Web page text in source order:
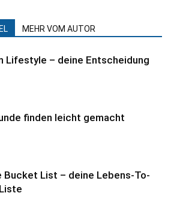
MEHR VOM AUTOR
Lifestyle – deine Entscheidung
finden leicht gemacht
Bucket List – deine Lebens-To-